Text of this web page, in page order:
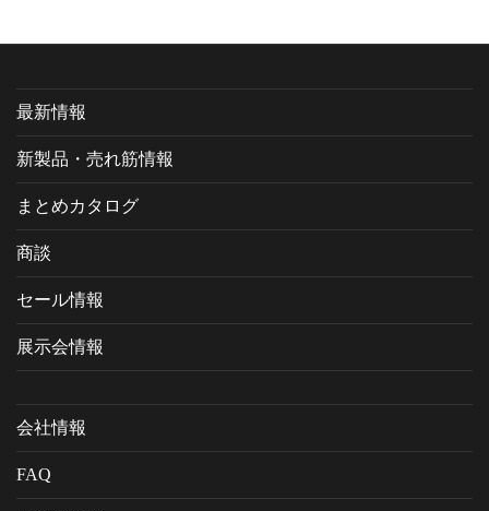
最新情報
新製品・売れ筋情報
まとめカタログ
商談
セール情報
展示会情報
会社情報
FAQ